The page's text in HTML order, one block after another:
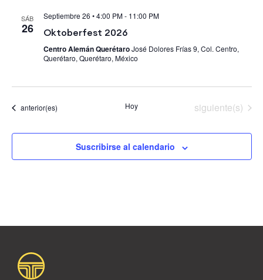
SÁB
26
Septiembre 26 • 4:00 PM- 11:00 PM
Oktoberfest 2026
Centro Alemán QuerétaroJosé Dolores Frías 9, Col. Centro,
Querétaro, Querétaro, México
Eventos
anterior(es) Hoy Eventos
siguiente(s)
Suscribirse al calendario